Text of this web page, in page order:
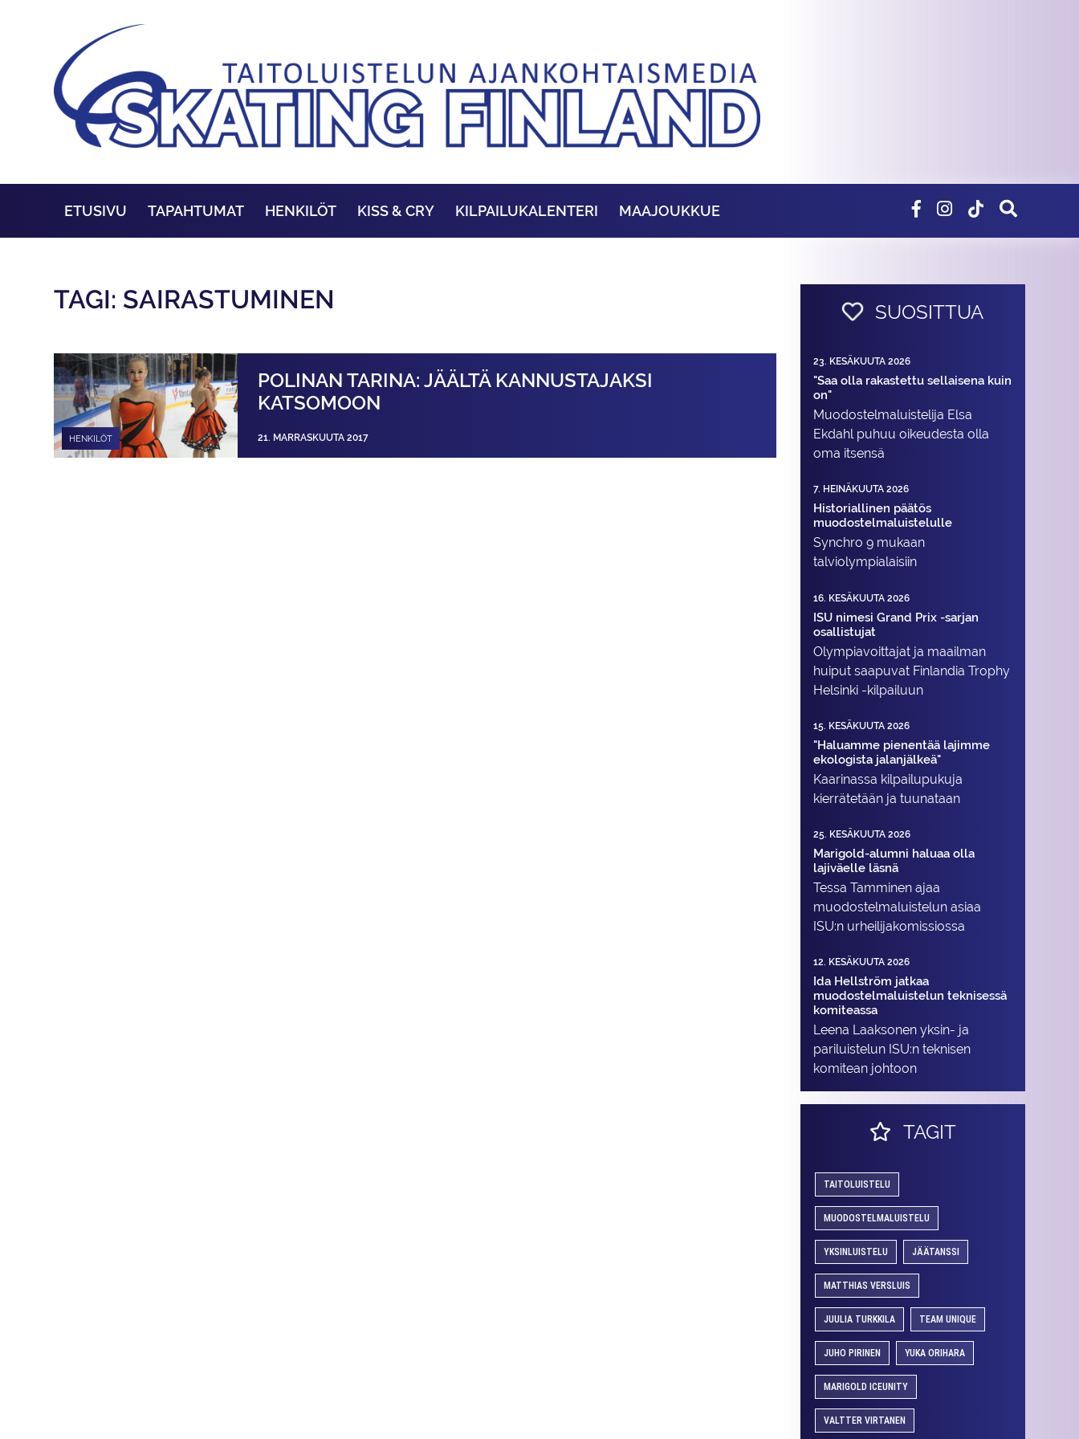
ETUSIVU TAPAHTUMAT HENKILÖT KISS & CRY KILPAILUKALENTERI MAAJOUKKUE
TAGI: SAIRASTUMINEN
HENKILÖT
POLINAN TARINA: JÄÄLTÄ KANNUSTAJAKSI
KATSOMOON
21. MARRASKUUTA 2017
SUOSITTUA
23. KESÄKUUTA 2026
"Saa olla rakastettu sellaisena kuin
on"
Muodostelma­luistelija Elsa
Ekdahl puhuu oikeudesta olla
oma itsensä
7. HEINÄKUUTA 2026
Historiallinen päätös
muodostelmaluistelulle
Synchro 9 mukaan
talviolympialaisiin
16. KESÄKUUTA 2026
ISU nimesi Grand Prix -sarjan
osallistujat
Olympiavoittajat ja maailman
huiput saapuvat Finlandia Trophy
Helsinki -kilpailuun
15. KESÄKUUTA 2026
"Haluamme pienentää lajimme
ekologista jalanjälkeä"
Kaarinassa kilpailupukuja
kierrätetään ja tuunataan
25. KESÄKUUTA 2026
Marigold-alumni haluaa olla
lajiväelle läsnä
Tessa Tamminen ajaa
muodostelma­luistelun asiaa
ISU:n urheilija­komissiossa
12. KESÄKUUTA 2026
Ida Hellström jatkaa
muodostelmaluistelun teknisessä
komiteassa
Leena Laaksonen yksin- ja
pariluistelun ISU:n teknisen
komitean johtoon
TAGIT
TAITOLUISTELU
MUODOSTELMALUISTELU
YKSINLUISTELU JÄÄTANSSI
MATTHIAS VERSLUIS
JUULIA TURKKILA TEAM UNIQUE
JUHO PIRINEN YUKA ORIHARA
MARIGOLD ICEUNITY
VALTTER VIRTANEN